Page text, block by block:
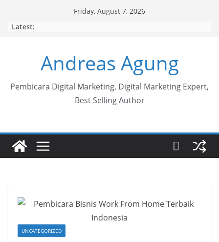
Friday, August 7, 2026
Latest:
Andreas Agung
Pembicara Digital Marketing, Digital Marketing Expert,
Best Selling Author
UNCATEGORIZED